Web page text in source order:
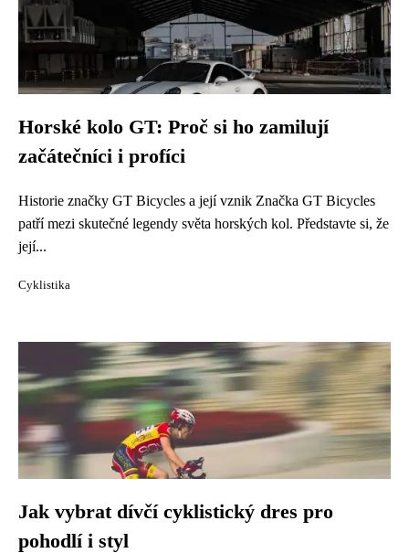
Horské kolo GT: Proč si ho zamilují
začátečníci i profíci
Historie značky GT Bicycles a její vznik Značka GT Bicycles
patří mezi skutečné legendy světa horských kol. Představte si, že
její...
Cyklistika
Jak vybrat dívčí cyklistický dres pro
pohodlí i styl